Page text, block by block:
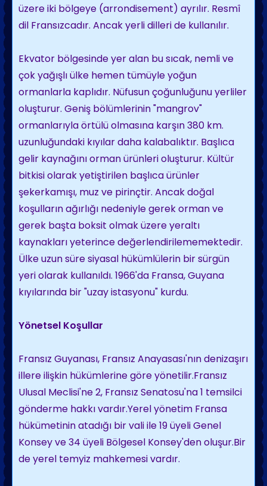
üzere iki bölgeye (arrondisement) ayrılır. Resmî
dil Fransızcadır. Ancak yerli dilleri de kullanılır.
Ekvator bölgesinde yer alan bu sıcak, nemli ve
çok yağışlı ülke hemen tümüyle yoğun
ormanlarla kaplıdır. Nüfusun çoğunluğunu yerliler
oluşturur. Geniş bölümlerinin "mangrov"
ormanlarıyla örtülü olmasına karşın 380 km.
uzunluğundaki kıyılar daha kalabalıktır. Başlıca
gelir kaynağını orman ürünleri oluşturur. Kültür
bitkisi olarak yetiştirilen başlıca ürünler
şekerkamışı, muz ve pirinçtir. Ancak doğal
koşulların ağırlığı nedeniyle gerek orman ve
gerek başta boksit olmak üzere yeraltı
kaynakları yeterince değerlendirilememektedir.
Ülke uzun süre siyasal hükümlülerin bir sürgün
yeri olarak kullanıldı. 1966'da Fransa, Guyana
kıyılarında bir "uzay istasyonu" kurdu.
Yönetsel Koşullar
Fransız Guyanası, Fransız Anayasası'nın denizaşırı
illere ilişkin hükümlerine göre yönetilir.Fransız
Ulusal Meclisi'ne 2, Fransız Senatosu'na 1 temsilci
gönderme hakkı vardır.Yerel yönetim Fransa
hükümetinin atadığı bir vali ile 19 üyeli Genel
Konsey ve 34 üyeli Bölgesel Konsey'den oluşur.Bir
de yerel temyiz mahkemesi vardır.